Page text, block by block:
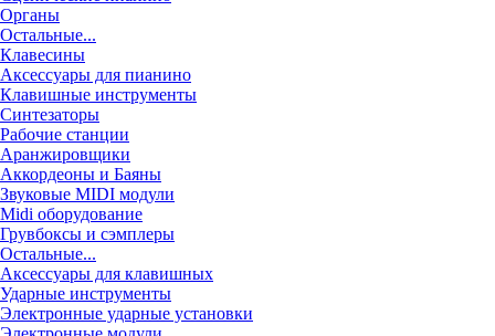
Органы
Остальные...
Клавесины
Аксессуары для пианино
Клавишные инструменты
Синтезаторы
Рабочие станции
Аранжировщики
Аккордеоны и Баяны
Звуковые MIDI модули
Midi оборудование
Грувбоксы и сэмплеры
Остальные...
Аксессуары для клавишных
Ударные инструменты
Электронные ударные установки